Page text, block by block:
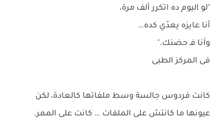
"لو اليوم ده اتكرر ألف مرة،
أنا عايزه يعدّي كده…
وأنا فـ حضنك."
فى المركز الطبى
كانت فردوس جالسة وسط ملفاتها كالعادة، لكن
عيونها ما كانتش على الملفات … كانت على الممر.